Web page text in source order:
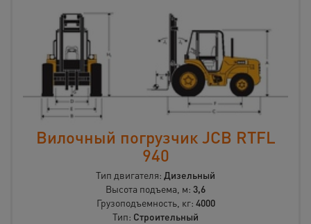
Вилочный погрузчик JCB RTFL
940
Тип двигателя: Дизельный
Высота подъема, м: 3,6
Грузоподъемность, кг: 4000
Тип: Строительный